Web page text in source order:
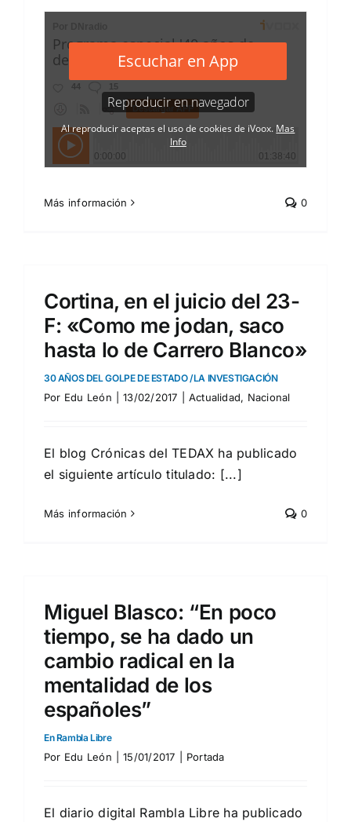
Más información 0
Cortina, en el juicio del 23-
F: «Como me jodan, saco
hasta lo de Carrero Blanco»
30 AÑOS DEL GOLPE DE ESTADO /LA INVESTIGACIÓN
Por Edu León 13/02/2017 Actualidad, Nacional
El blog Crónicas del TEDAX ha publicado
el siguiente artículo titulado: [...]
Más información 0
Miguel Blasco: “En poco
tiempo, se ha dado un
cambio radical en la
mentalidad de los
españoles”
En Rambla Libre
Por Edu León 15/01/2017 Portada
El diario digital Rambla Libre ha publicado